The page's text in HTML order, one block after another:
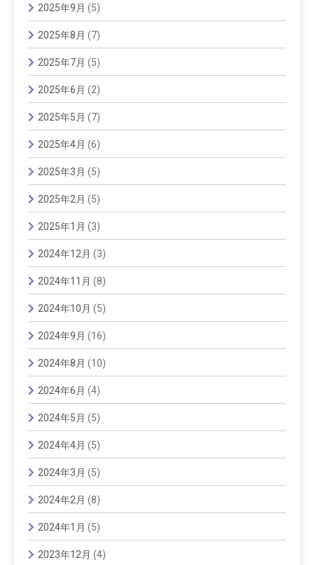
2025年9月 (5)
2025年8月 (7)
2025年7月 (5)
2025年6月 (2)
2025年5月 (7)
2025年4月 (6)
2025年3月 (5)
2025年2月 (5)
2025年1月 (3)
2024年12月 (3)
2024年11月 (8)
2024年10月 (5)
2024年9月 (16)
2024年8月 (10)
2024年6月 (4)
2024年5月 (5)
2024年4月 (5)
2024年3月 (5)
2024年2月 (8)
2024年1月 (5)
2023年12月 (4)